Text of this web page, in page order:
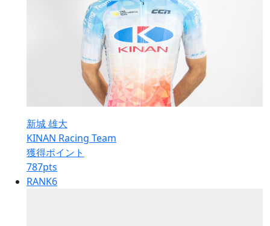
新城 雄大
KINAN Racing Team
獲得ポイント
787pts
RANK6